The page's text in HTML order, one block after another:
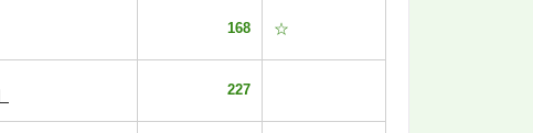
168 ☆
227